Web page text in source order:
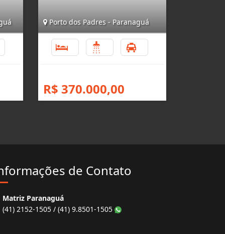
Porto dos Padres - Paranaguá
R$ 370.000,00
de Contato
Matriz Paranaguá
(41) 2152-1505 / (41) 9.8501-1505